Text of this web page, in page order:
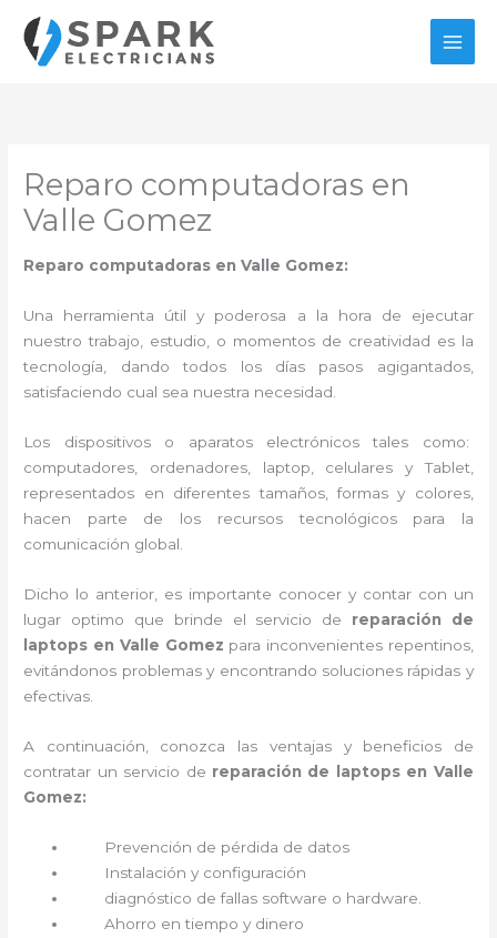
contenido
Reparo computadoras en
Valle Gomez
Reparo computadoras en Valle Gomez:
Una herramienta útil y poderosa a la hora de ejecutar
nuestro trabajo, estudio, o momentos de creatividad es la
tecnología, dando todos los días pasos agigantados,
satisfaciendo cual sea nuestra necesidad.
Los dispositivos o aparatos electrónicos tales como:
computadores, ordenadores, laptop, celulares y Tablet,
representados en diferentes tamaños, formas y colores,
hacen parte de los recursos tecnológicos para la
comunicación global.
Dicho lo anterior, es importante conocer y contar con un
lugar optimo que brinde el servicio de reparación de
laptops en Valle Gomez para inconvenientes repentinos,
evitándonos problemas y encontrando soluciones rápidas y
efectivas.
A continuación, conozca las ventajas y beneficios de
contratar un servicio de reparación de laptops en Valle
Gomez:
Prevención de pérdida de datos
Instalación y configuración
diagnóstico de fallas software o hardware
Ahorro en tiempo y dinero